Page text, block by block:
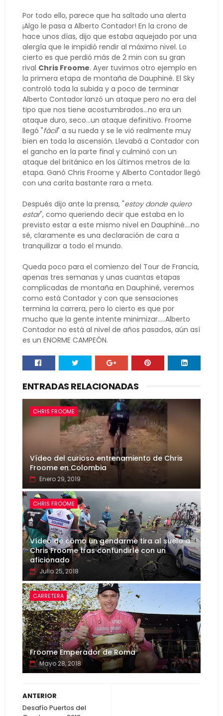
Por todo ello, parece que ha saltado una alerta
¡Algo le pasa a Alberto Contador! En la crono de
hace unos días, dijo que estaba aquejado por una
alergía que le impidió rendir al máximo nivel. Lo
cierto es que perdió más de 2 min con su gran
rival Chris Froome. Ayer tuvimos otro ejemplo en
la primera etapa de montaña de Dauphiné. El Sky
controló toda la subida y a poco de terminar
Alberto Contador lanzó un ataque pero no era del
tipo que nos tiene acostumbrados...no era un
ataque duro, seco...un ataque definitivo. Froome
llegó "fácil" a su rueda y se le vió realmente muy
bien en toda la ascensión. Llevabá a Contador con
el gancho en la parte final y culminó con un
ataque del británico en los últimos metros de la
etapa. Ganó Chris Froome y Alberto Contador llegó
con una carita bastante rara a meta.
Después dijo ante la prensa, "estoy donde quiero
estar", como queriendo decir que estaba en lo
previsto estar a este mismo nivel en Dauphiné....no
sé, claramente es una declaración de cara a
tranquilizar a todo el mundo.
Queda poco para el comienzo del Tour de Francia,
apenas tres semanas y unas cuantas etapas
complicadas de montaña en Dauphiné, veremos
como está Contador y con que sensaciones
termina la carrera, pero lo cierto es que por
mucho que la gente intente minimizar.....Alberto
Contador no está al nivel de años pasados, aún así
es un ENORME CAMPEÓN.
ENTRADAS RELACIONADAS
CHRIS FROOME
Vídeo del curioso entrenamiento de Chris
Froome en Colombia
Enero 29, 2019
CHRIS FROOME
Vídeo de cómo un gendarme tira al suelo a
Chris Froome tras confundirle con un
aficionado
Julio 25, 2018
CARRETERA
Froome Emperador de Roma
Mayo 28, 2018
ANTERIOR
Desafío Puertos del